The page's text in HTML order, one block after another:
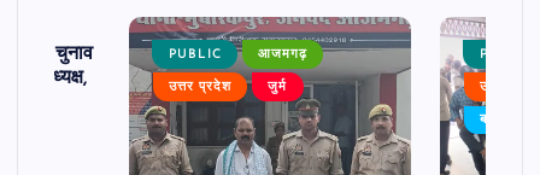
का चुनाव
बने अध्यक्ष,
PUBLIC आजमगढ़
उत्तर प्रदेश जुर्म
PUBLIC
उत्तर
बड़ी खबर